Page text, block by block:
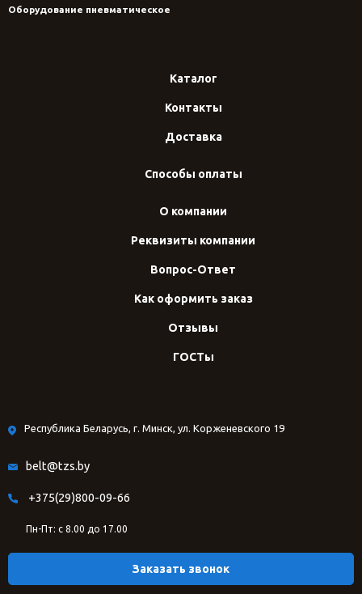
Оборудование пневматическое
Каталог
Контакты
Доставка
Способы оплаты
О компании
Реквизиты компании
Вопрос-Ответ
Как оформить заказ
Отзывы
ГОСТы
Республика Беларусь, г. Минск, ул. Корженевского 19
belt@tzs.by
+375(29)800-09-66
Пн-Пт: с 8.00 до 17.00
Заказать звонок